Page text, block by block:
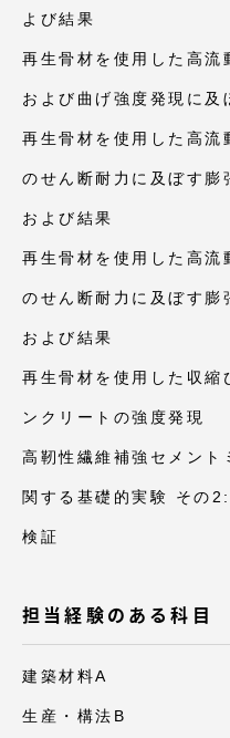
よび結果
再生骨材を使用した高流
および曲げ強度発現に及
再生骨材を使用した高流
のせん断耐力に及ぼす膨
および結果
再生骨材を使用した高流
のせん断耐力に及ぼす膨
および結果
再生骨材を使用した収縮
ンクリートの強度発現
高靭性繊維補強セメント
関する基礎的実験 その
検証
担当経験のある科目
建築材料A
生産・構法B